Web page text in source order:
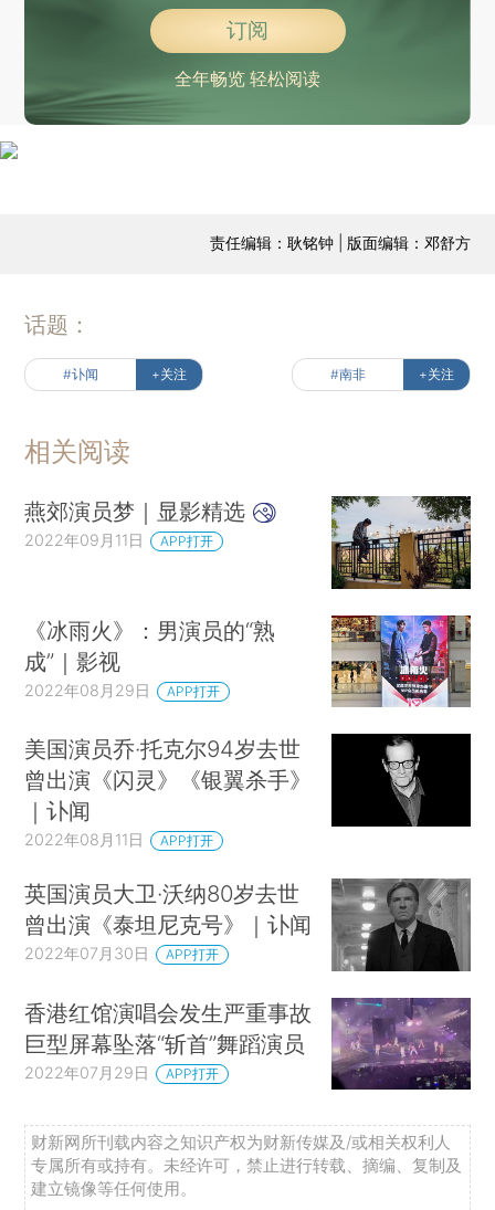
订阅
全年畅览 轻松阅读
责任编辑：耿铭钟 | 版面编辑：邓舒方
话题：
#讣闻 +关注 #南非 +关注
相关阅读
燕郊演员梦｜显影精选
2022年09月11日 APP打开
《冰雨火》：男演员的“熟
成”｜影视
2022年08月29日 APP打开
美国演员乔·托克尔94岁去世
曾出演《闪灵》《银翼杀手》
｜讣闻
2022年08月11日 APP打开
英国演员大卫·沃纳80岁去世
曾出演《泰坦尼克号》｜讣闻
2022年07月30日 APP打开
香港红馆演唱会发生严重事故
巨型屏幕坠落“斩首”舞蹈演员
2022年07月29日 APP打开
财新网所刊载内容之知识产权为财新传媒及/或相关权利人
专属所有或持有。未经许可，禁止进行转载、摘编、复制及
建立镜像等任何使用。